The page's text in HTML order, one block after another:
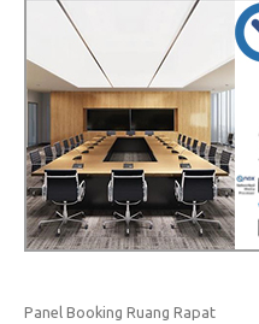
Panel Booking Ruang Rapat